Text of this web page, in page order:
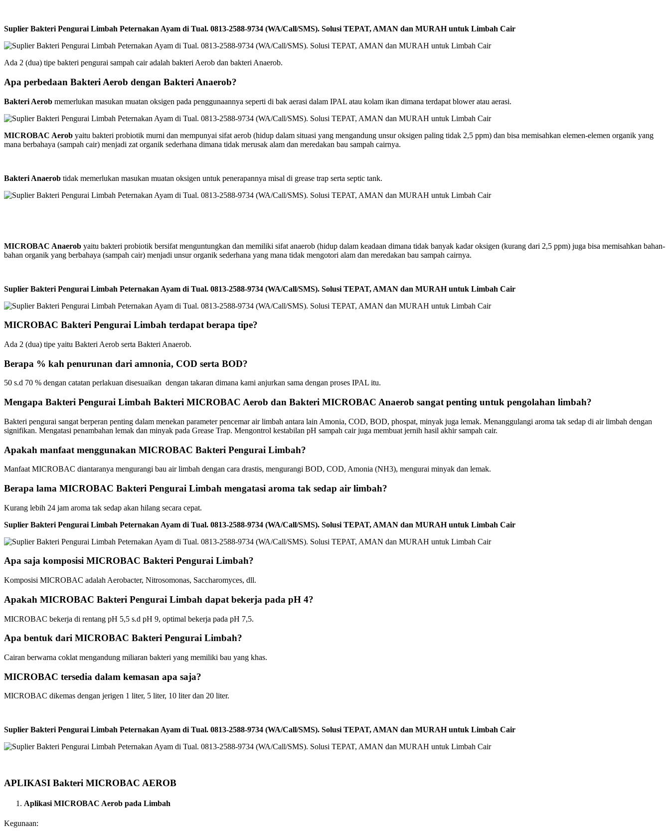
Suplier Bakteri Pengurai Limbah Peternakan Ayam di Tual. 0813-2588-9734 (WA/Call/SMS). Solusi TEPAT, AMAN dan MURAH untuk Limbah Cair
Ada 2 (dua) tipe bakteri pengurai sampah cair adalah bakteri Aerob dan bakteri Anaerob.
Apa perbedaan Bakteri Aerob dengan Bakteri Anaerob?
Bakteri Aerob memerlukan masukan muatan oksigen pada penggunaannya seperti di bak aerasi dalam IPAL atau kolam ikan dimana terdapat blower atau aerasi.
MICROBAC Aerob yaitu bakteri probiotik murni dan mempunyai sifat aerob (hidup dalam situasi yang mengandung unsur oksigen paling tidak 2,5 ppm) dan bisa memisahkan elemen-elemen organik yang
mana berbahaya (sampah cair) menjadi zat organik sederhana dimana tidak merusak alam dan meredakan bau sampah cairnya.
Bakteri Anaerob tidak memerlukan masukan muatan oksigen untuk penerapannya misal di grease trap serta septic tank.
MICROBAC Anaerob yaitu bakteri probiotik bersifat menguntungkan dan memiliki sifat anaerob (hidup dalam keadaan dimana tidak banyak kadar oksigen (kurang dari 2,5 ppm) juga bisa memisahkan bahan-
bahan organik yang berbahaya (sampah cair) menjadi unsur organik sederhana yang mana tidak mengotori alam dan meredakan bau sampah cairnya.
Suplier Bakteri Pengurai Limbah Peternakan Ayam di Tual. 0813-2588-9734 (WA/Call/SMS). Solusi TEPAT, AMAN dan MURAH untuk Limbah Cair
MICROBAC Bakteri Pengurai Limbah terdapat berapa tipe?
Ada 2 (dua) tipe yaitu Bakteri Aerob serta Bakteri Anaerob.
Berapa % kah penurunan dari amnonia, COD serta BOD?
50 s.d 70 % dengan catatan perlakuan disesuaikan dengan takaran dimana kami anjurkan sama dengan proses IPAL itu.
Mengapa Bakteri Pengurai Limbah Bakteri MICROBAC Aerob dan Bakteri MICROBAC Anaerob sangat penting untuk pengolahan limbah?
Bakteri pengurai sangat berperan penting dalam menekan parameter pencemar air limbah antara lain Amonia, COD, BOD, phospat, minyak juga lemak. Menanggulangi aroma tak sedap di air limbah dengan
signifikan. Mengatasi penambahan lemak dan minyak pada Grease Trap. Mengontrol kestabilan pH sampah cair juga membuat jernih hasil akhir sampah cair.
Apakah manfaat menggunakan MICROBAC Bakteri Pengurai Limbah?
Manfaat MICROBAC diantaranya mengurangi bau air limbah dengan cara drastis, mengurangi BOD, COD, Amonia (NH3), mengurai minyak dan lemak.
Berapa lama MICROBAC Bakteri Pengurai Limbah mengatasi aroma tak sedap air limbah?
Kurang lebih 24 jam aroma tak sedap akan hilang secara cepat.
Suplier Bakteri Pengurai Limbah Peternakan Ayam di Tual. 0813-2588-9734 (WA/Call/SMS). Solusi TEPAT, AMAN dan MURAH untuk Limbah Cair
Apa saja komposisi MICROBAC Bakteri Pengurai Limbah?
Komposisi MICROBAC adalah Aerobacter, Nitrosomonas, Saccharomyces, dll.
Apakah MICROBAC Bakteri Pengurai Limbah dapat bekerja pada pH 4?
MICROBAC bekerja di rentang pH 5,5 s.d pH 9, optimal bekerja pada pH 7,5.
Apa bentuk dari MICROBAC Bakteri Pengurai Limbah?
Cairan berwarna coklat mengandung miliaran bakteri yang memiliki bau yang khas.
MICROBAC tersedia dalam kemasan apa saja?
MICROBAC dikemas dengan jerigen 1 liter, 5 liter, 10 liter dan 20 liter.
Suplier Bakteri Pengurai Limbah Peternakan Ayam di Tual. 0813-2588-9734 (WA/Call/SMS). Solusi TEPAT, AMAN dan MURAH untuk Limbah Cair
APLIKASI Bakteri MICROBAC AEROB
Aplikasi MICROBAC Aerob pada Limbah
Kegunaan: